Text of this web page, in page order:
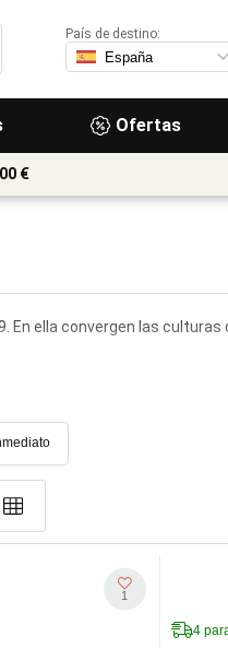
Ofertas
País de destino:
€
En ella convergen las
1
4